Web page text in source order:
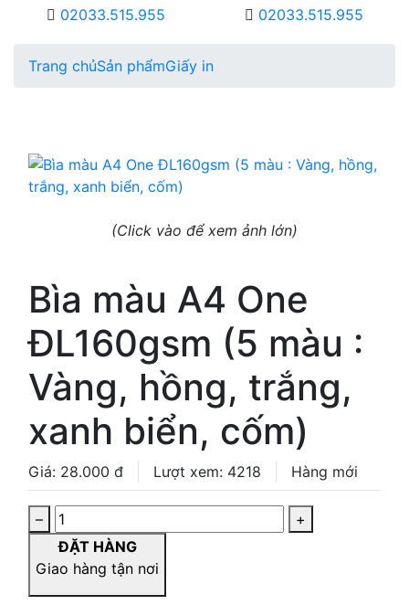
02033.515.955 02033.515.955
Trang chủSản phẩmGiấy in
(Click vào để xem ảnh lớn)
Bìa màu A4 One
ĐL160gsm (5 màu :
Vàng, hồng, trắng,
xanh biển, cốm)
Giá: 28.000 đ Lượt xem: 4218 Hàng mới
–
+
ĐẶT HÀNG
Giao hàng tận nơi